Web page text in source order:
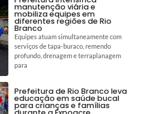
manutenção viária e
mobiliza equipes em
diferentes regiões de Rio
Branco
Equipes atuam simultaneamente com
serviços de tapa-buraco, remendo
profundo, drenagem e terraplanagem
para
Prefeitura de Rio Branco leva
educação em saúde bucal
para crianças e famílias